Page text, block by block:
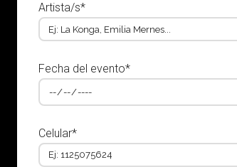
Artista/s*
Fecha del evento*
Celular*